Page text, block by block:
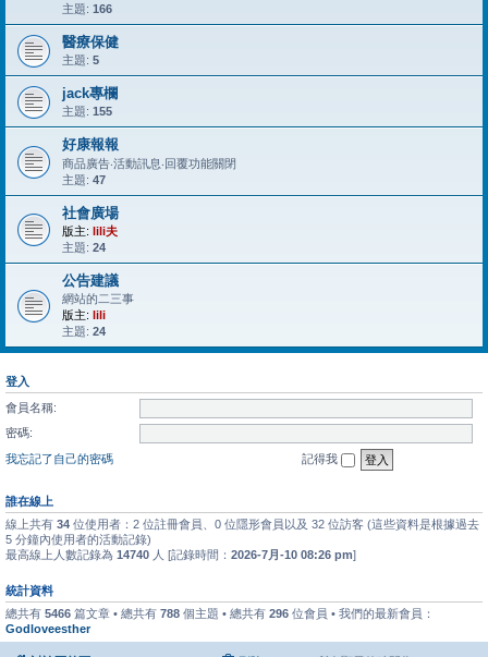
主題: 166
醫療保健
主題: 5
jack專欄
主題: 155
好康報報
商品廣告‧活動訊息‧回覆功能關閉
主題: 47
社會廣場
版主: lili夫
主題: 24
公告建議
網站的二三事
版主: lili
主題: 24
登入
會員名稱:
密碼:
我忘記了自己的密碼
記得我
誰在線上
線上共有 34 位使用者：2 位註冊會員、0 位隱形會員以及 32 位訪客 (這些資料是根據過去
5 分鐘內使用者的活動記錄)
最高線上人數記錄為 14740 人 [記錄時間： 2026-7月-10 08:26 pm]
統計資料
總共有 5466 篇文章 • 總共有 788 個主題 • 總共有 296 位會員 • 我們的最新會員：
Godloveesther